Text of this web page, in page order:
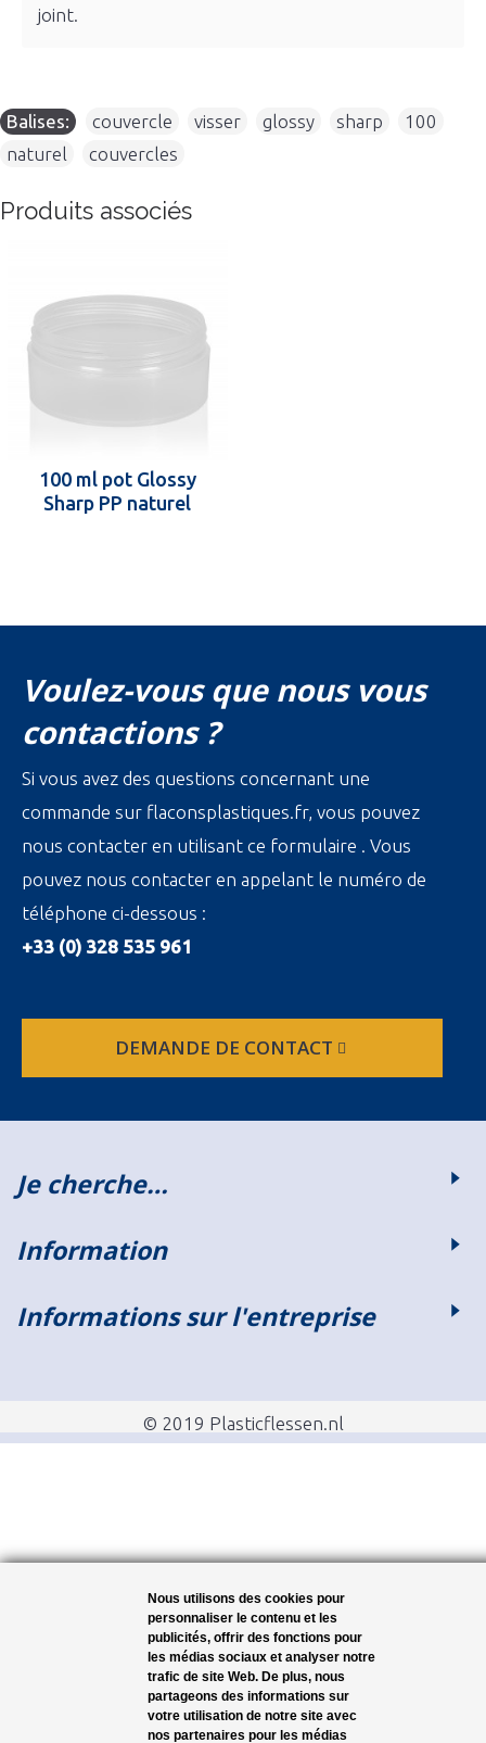
joint.
Balises: couvercle visser glossy sharp 100
naturel
couvercles
Produits associés
100 ml pot Glossy
Sharp PP naturel
Voulez-vous que nous vous
contactions ?
Si vous avez des questions concernant une
commande sur flaconsplastiques.fr, vous pouvez
nous contacter en utilisant ce formulaire . Vous
pouvez nous contacter en appelant le numéro de
téléphone ci-dessous :
+33 (0) 328 535 961
DEMANDE DE CONTACT
Je cherche…
Information
Informations sur l'entreprise
© 2019 Plasticflessen.nl
Nous utilisons des cookies pour
personnaliser le contenu et les
publicités, offrir des fonctions pour
les médias sociaux et analyser notre
trafic de site Web. De plus, nous
partageons des informations sur
votre utilisation de notre site avec
nos partenaires pour les médias